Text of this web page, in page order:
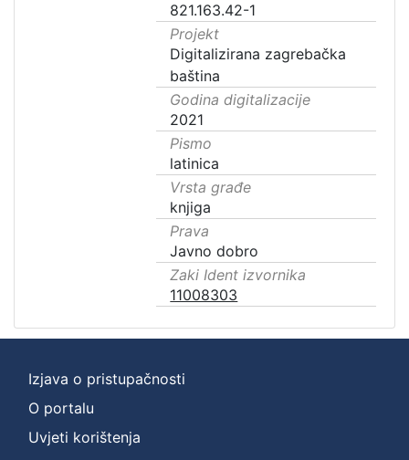
821.163.42-1
Projekt
Digitalizirana zagrebačka
baština
Godina digitalizacije
2021
Pismo
latinica
Vrsta građe
knjiga
Prava
Javno dobro
Zaki Ident izvornika
11008303
Izjava o pristupačnosti
O portalu
Uvjeti korištenja